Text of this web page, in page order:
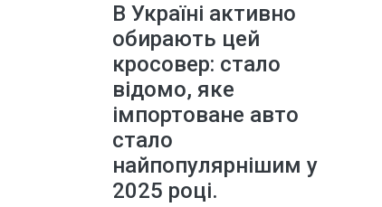
В Україні активно
обирають цей
кросовер: стало
відомо, яке
імпортоване авто
стало
найпопулярнішим у
2025 році.